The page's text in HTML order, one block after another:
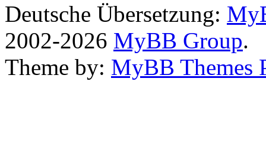
Deutsche Übersetzung:
2002-2026 MyBB Group.
Theme by: MyBB Themes